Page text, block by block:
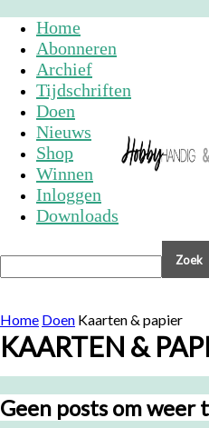
Home
Abonneren
Archief
Tijdschriften
Doen
Nieuws
Shop
Winnen
Inloggen
Downloads
Home Doen Kaarten & papier
KAARTEN &
Geen posts om weer